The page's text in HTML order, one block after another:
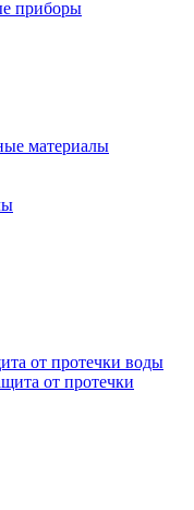
приборы
материалы
от протечки воды
от протечки